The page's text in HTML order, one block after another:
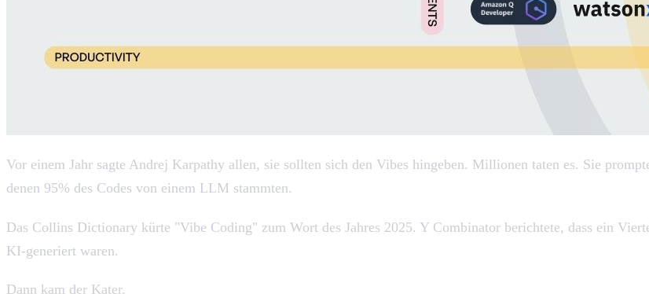
Vor einem Jahr sagte Andrej Karpathy allen, sie sollten sich den Vibes hingeben. Millionen taten es. Sie
denen 95% des Codes von einem LLM stammten.
Das Collins Dictionary kürte "Vibe Coding" zum Wort des Jahres 2025. Y Combinator berichtete, dass ein
KI-generiert waren.
Dann kam der Kater.